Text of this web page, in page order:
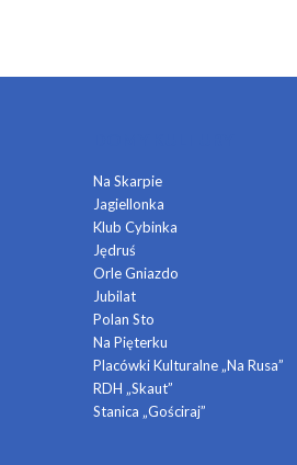
Na Skarpie
Jagiellonka
Klub Cybinka
Jędruś
Orle Gniazdo
Jubilat
Polan Sto
Na Pięterku
Placówki Kulturalne „Na Rusa”
RDH „Skaut”
Stanica „Gościraj”